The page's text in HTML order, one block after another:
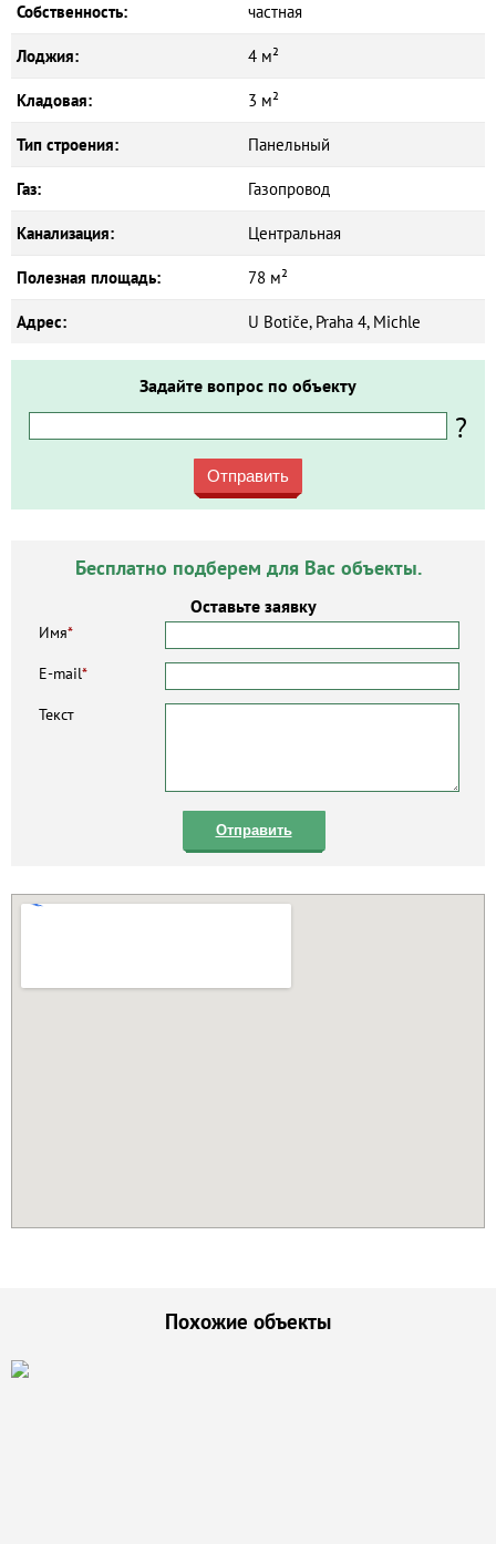
Собственность: частная
Лоджия: 4 м²
Кладовая: 3 м²
Тип строения: Панельный
Газ: Газопровод
Канализация: Центральная
Полезная площадь: 78 м²
Адрес: U Botiče, Praha 4, Michle
Задайте вопрос по объекту
?
Отправить
Бесплатно подберем для Вас объекты.
Оставьте заявку
Имя*
E-mail*
Текст
Отправить
Похожие объекты